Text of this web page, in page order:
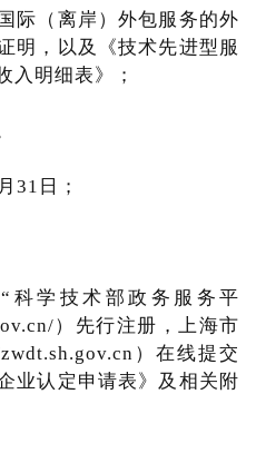
际（离岸）外包服务的外
明，以及《技术先进型服
入明细表》；
31日；
科学技术部政务服务平
）先行注册，上海市
）在线提交
业认定申请表》及相关附